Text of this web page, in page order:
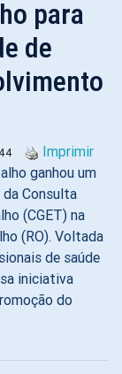
para
de
Imprimir
ganhou um
Consulta
(CGET) na
(RO). Voltada
de saúde
iniciativa
do